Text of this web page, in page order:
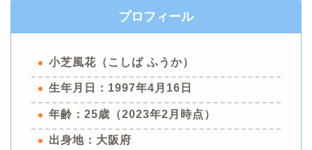
プロフィール
小芝風花（こしば ふうか）
生年月日：1997年4月16日
年齢：25歳（2023年2月時点）
出身地：大阪府